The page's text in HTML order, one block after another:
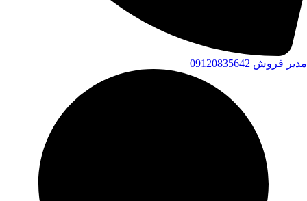
مدیر فروش 09120835642